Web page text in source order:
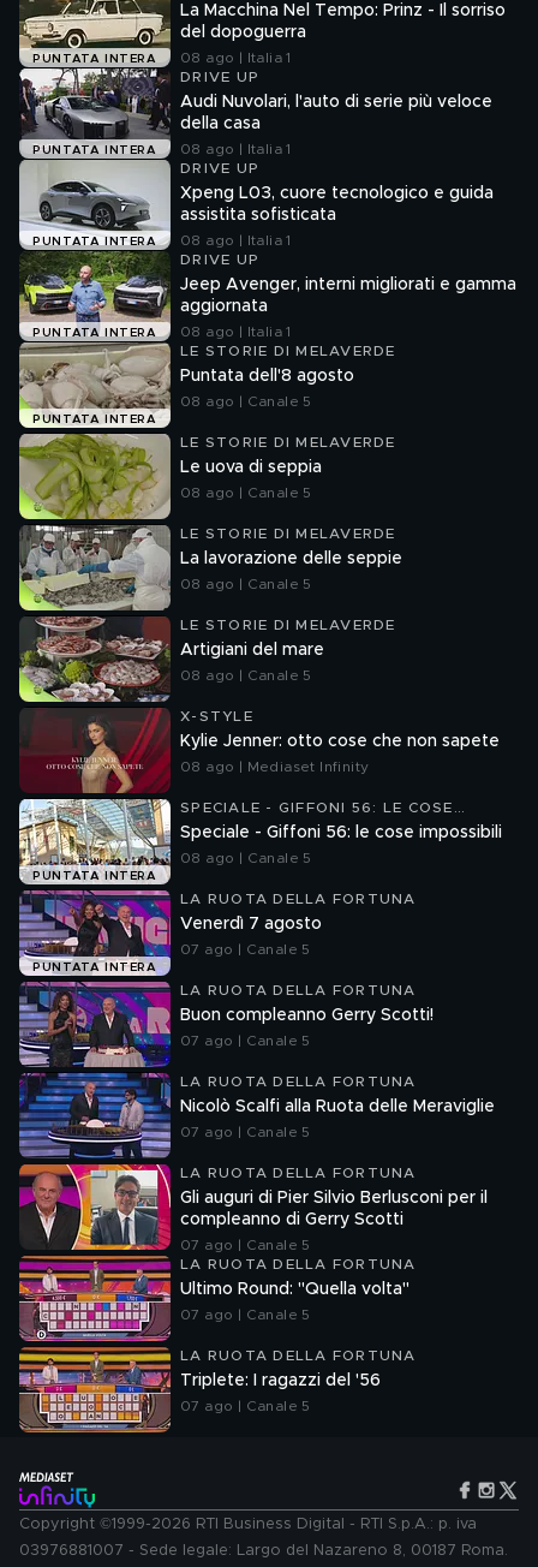
PUNTATA INTERA
La Macchina Nel Tempo: Prinz - Il sorriso
del dopoguerra
08 ago | Italia 1
PUNTATA INTERA
DRIVE UP
Audi Nuvolari, l'auto di serie più veloce
della casa
08 ago | Italia 1
PUNTATA INTERA
DRIVE UP
Xpeng L03, cuore tecnologico e guida
assistita sofisticata
08 ago | Italia 1
PUNTATA INTERA
DRIVE UP
Jeep Avenger, interni migliorati e gamma
aggiornata
08 ago | Italia 1
PUNTATA INTERA
LE STORIE DI MELAVERDE
Puntata dell'8 agosto
08 ago | Canale 5
LE STORIE DI MELAVERDE
Le uova di seppia
08 ago | Canale 5
LE STORIE DI MELAVERDE
La lavorazione delle seppie
08 ago | Canale 5
LE STORIE DI MELAVERDE
Artigiani del mare
08 ago | Canale 5
X-STYLE
Kylie Jenner: otto cose che non sapete
08 ago | Mediaset Infinity
PUNTATA INTERA
SPECIALE - GIFFONI 56: LE COSE
IMPOSSIBILI
Speciale - Giffoni 56: le cose impossibili
08 ago | Canale 5
PUNTATA INTERA
LA RUOTA DELLA FORTUNA
Venerdì 7 agosto
07 ago | Canale 5
LA RUOTA DELLA FORTUNA
Buon compleanno Gerry Scotti!
07 ago | Canale 5
LA RUOTA DELLA FORTUNA
Nicolò Scalfi alla Ruota delle Meraviglie
07 ago | Canale 5
LA RUOTA DELLA FORTUNA
Gli auguri di Pier Silvio Berlusconi per il
compleanno di Gerry Scotti
07 ago | Canale 5
LA RUOTA DELLA FORTUNA
Ultimo Round: "Quella volta"
07 ago | Canale 5
LA RUOTA DELLA FORTUNA
Triplete: I ragazzi del '56
07 ago | Canale 5
Copyright ©1999-2026 RTI Business Digital - RTI S.p.A.: p. iva
03976881007 - Sede legale: Largo del Nazareno 8, 00187 Roma.